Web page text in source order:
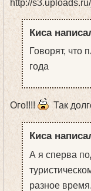
Киса
Говорят, что
года
Ого!!!! Так
Киса
А я сперва
разное